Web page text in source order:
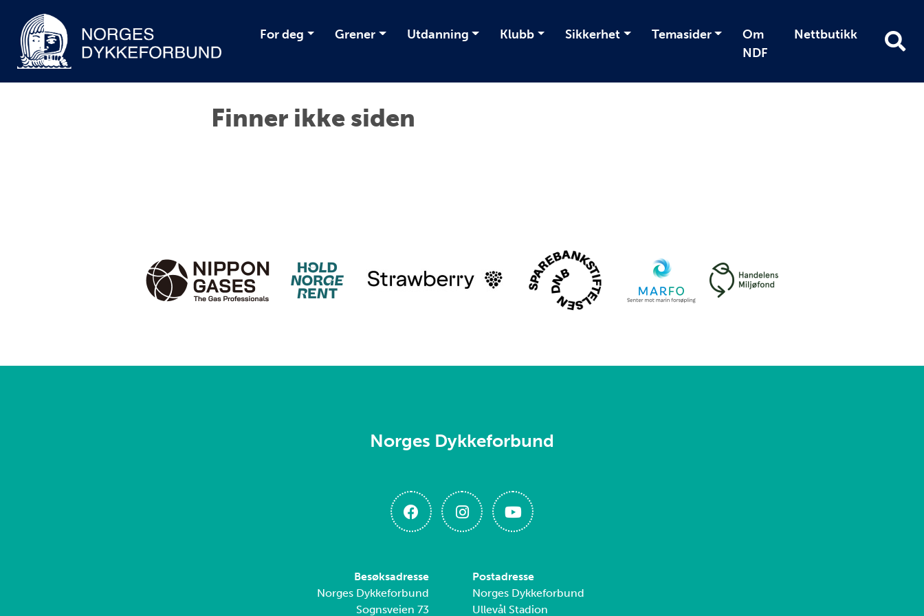
For deg Grener Utdanning Klubb Sikkerhet Temasider
Om
NDF
Nettbutikk
Finner ikke siden
Norges Dykkeforbund
Besøksadresse
Norges Dykkeforbund
Sognsveien 73
Postadresse
Norges Dykkeforbund
Ullevål Stadion